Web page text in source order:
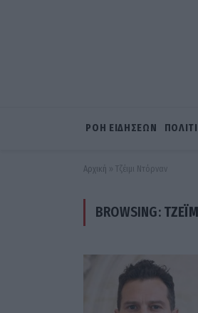
ΡΟΗ ΕΙΔΗΣΕΩΝ
Αρχική » Τζέιμι Ντόρναν
BROWSING: